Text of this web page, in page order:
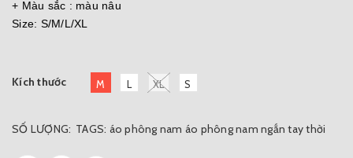
+ Màu sắc : màu nâu
Size: S/M/L/XL
Kích thước M L XL S
SỐ LƯỢNG: TAGS: áo phông nam áo phông nam ngắn taythời